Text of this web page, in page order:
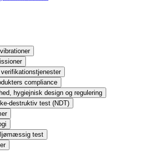
compliance
hygiejnisk design og regulering
destruktiv test (NDT)
test